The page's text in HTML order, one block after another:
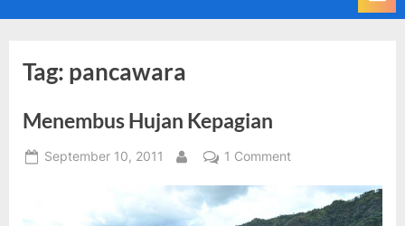
Tag: pancawara
Menembus Hujan Kepagian
Posted
September 10, 2011
By
1 Commenton
Kepagian